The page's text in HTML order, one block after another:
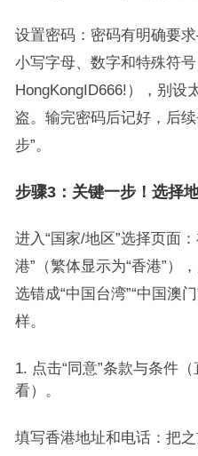
设置密码：密码有明确要
小写字母、数字和特殊符号
HongKongID666!），别设
盗。输完密码后记好，后
步”。
步骤3：关键一步！选择
进入“国家/地区”选择页面
港”（繁体显示为“香港”）
选错成“中国台湾”“中国澳
样。
点击“同意”条款与条件
看）。
填写香港地址和电话：把